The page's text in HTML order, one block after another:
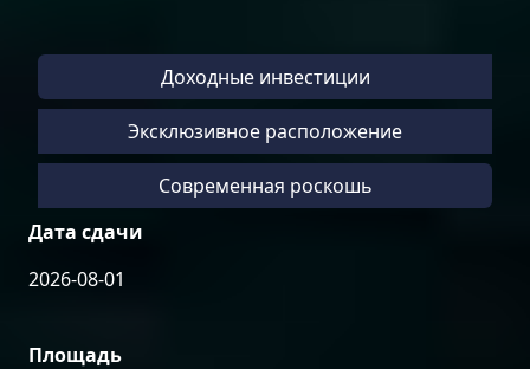
Доходные инвестиции
Эксклюзивное расположение
Современная роскошь
Дата сдачи
2026-08-01
Площадь